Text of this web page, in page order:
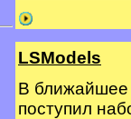
LSModels
В ближайшее
поступил